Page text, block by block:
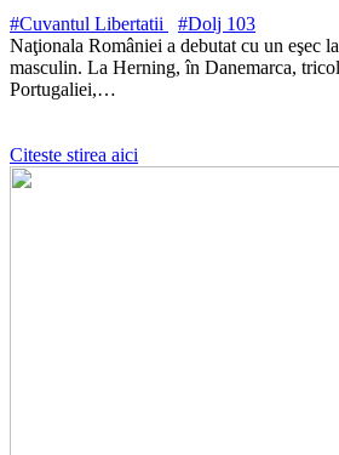
#Cuvantul Libertatii #Dolj 103
Naţionala României a debutat cu un eşec
masculin. La Herning, în Danemarca,
Portugaliei,…
Citeste stirea aici